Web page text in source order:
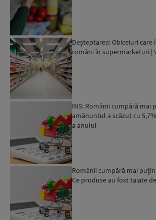
Deșteptarea: Obiceiuri care
români în supermarketuri |
INS: Românii cumpără mai
amănuntul a scăzut cu
a anului
Românii cumpără mai
Ce produse au fost taiate